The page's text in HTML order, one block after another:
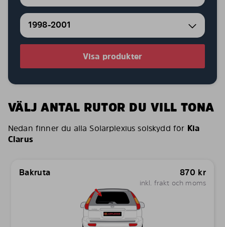
1998-2001
Visa produkter
VÄLJ ANTAL RUTOR DU VILL TONA
Nedan finner du alla Solarplexius solskydd för Kia
Clarus
Bakruta 870 kr
inkl. frakt och moms